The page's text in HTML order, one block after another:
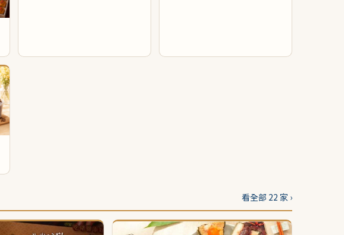
看全部 22 家 ›